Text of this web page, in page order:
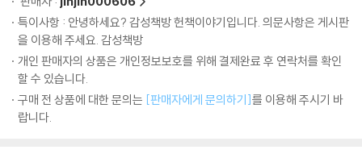
특이사항 : 안녕하세요? 감성책방 헌책이야기입니다. 의문사항은 게시판
을 이용해 주세요. 감성책방
개인 판매자의 상품은 개인정보보호를 위해 결제완료 후 연락처를 확인
할 수 있습니다.
구매 전 상품에 대한 문의는 [판매자에게 문의하기]를 이용해 주시기 바
랍니다.